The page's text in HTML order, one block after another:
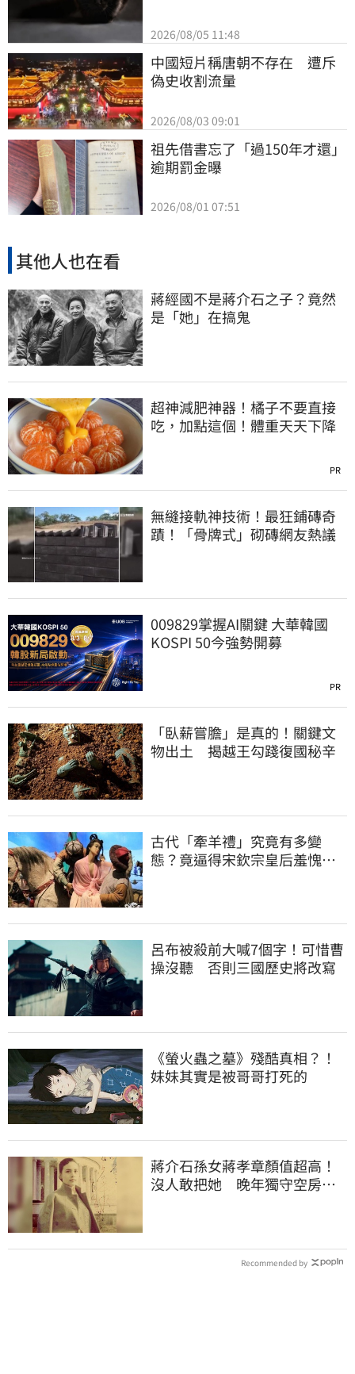
2026/08/05 11:48
中國短片稱唐朝不存在　遭斥
偽史收割流量
2026/08/03 09:01
祖先借書忘了「過150年才還」
逾期罰金曝
2026/08/01 07:51
其他人也在看
蔣經國不是蔣介石之子？竟然
是「她」在搞鬼
超神減肥神器！橘子不要直接
吃，加點這個！體重天天下降
PR
無縫接軌神技術！最狂鋪磚奇
蹟！「骨牌式」砌磚網友熱議
009829掌握AI關鍵 大華韓國
KOSPI 50今強勢開募
PR
「臥薪嘗膽」是真的！關鍵文
物出土 揭越王勾踐復國秘辛
古代「牽羊禮」究竟有多變
態？竟逼得宋欽宗皇后羞愧自
呂布被殺前大喊7個字！可惜曹
操沒聽 否則三國歷史將改寫
《螢火蟲之墓》殘酷真相？！
妹妹其實是被哥哥打死的
蔣介石孫女蔣孝章顏值超高！
沒人敢把她 晚年獨守空房受
Recommended by